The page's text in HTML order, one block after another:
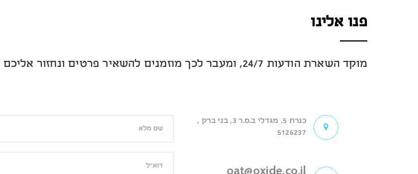
פנו אלינו
מוקד השארת הודעות 24/7, ומעבר לכך מוזמנים להשאיר פרטים ונחזור אליכם בהקדם.
כנרת 5, מגדלי ב.ס.ר 3, בני ברק ,
5126237
oat@oxide.co.il